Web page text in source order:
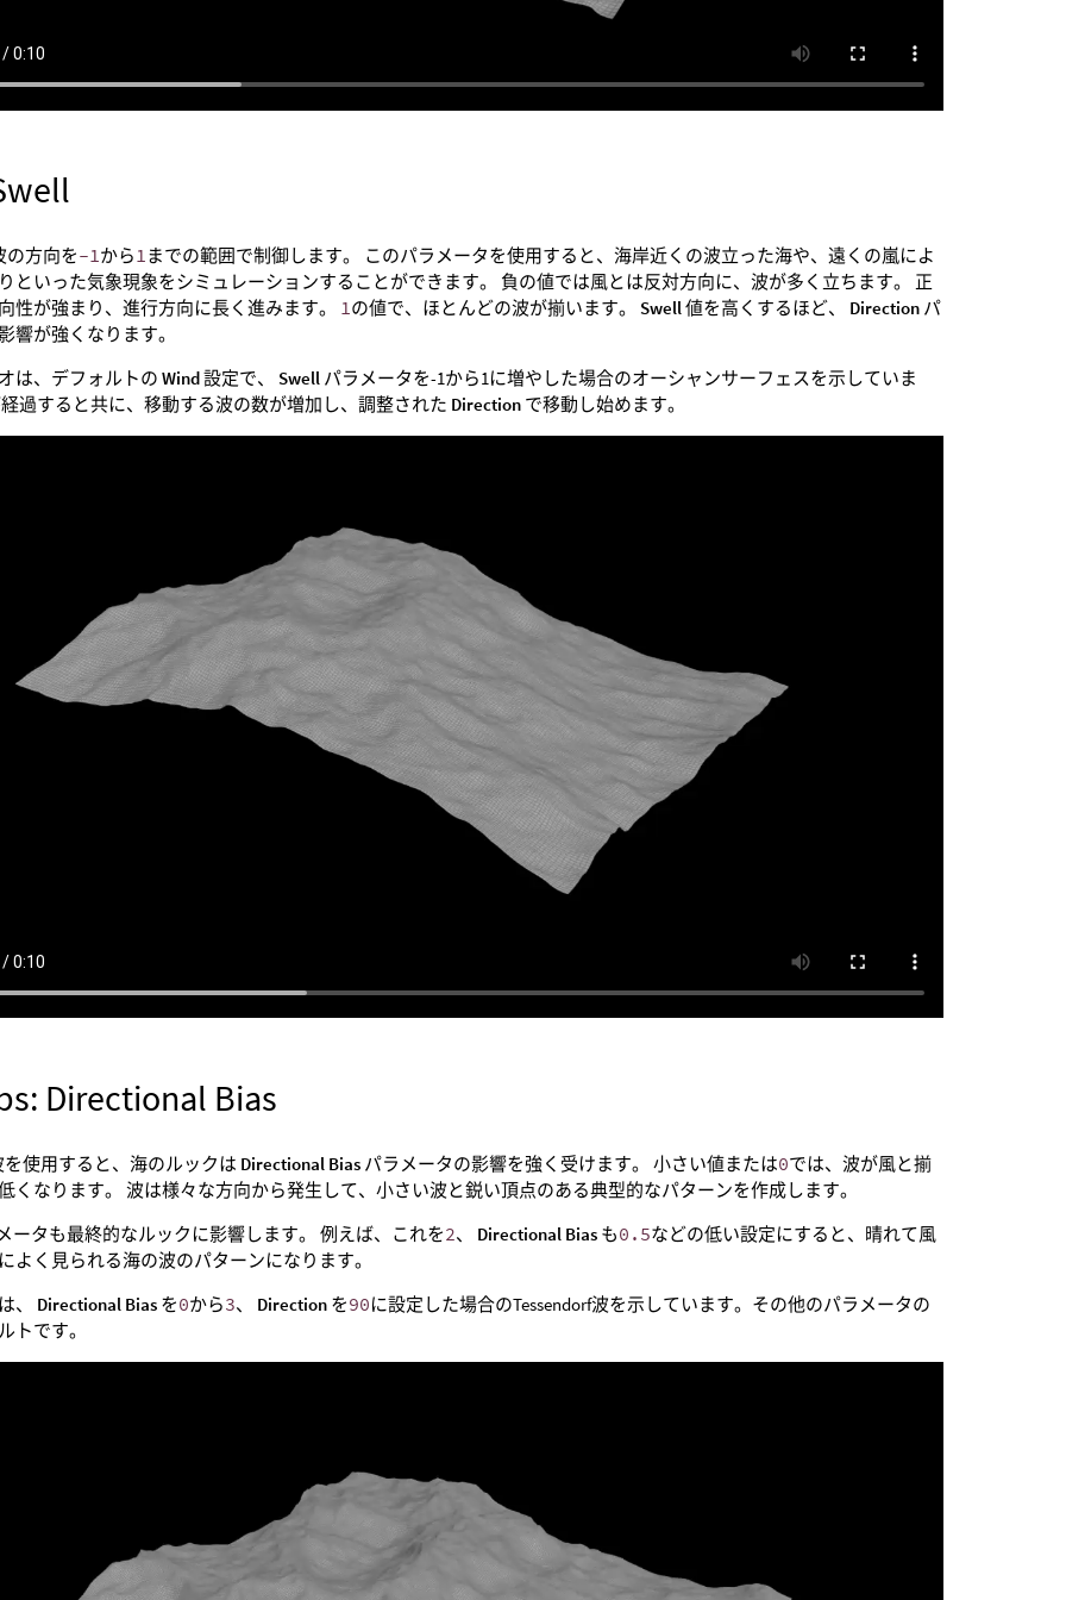
方向を-1から1までの範囲で制御します。 このパラメータを使用すると、海岸近くの波立った海や、遠くの嵐によ
といった気象現象をシミュレーションすることができます。 負の値では風とは反対方向に、波が多く立ちます。 正
性が強まり、進行方向に長く進みます。 1の値で、ほとんどの波が揃います。 Swell値を高くするほど、 Direction パ
響が強くなります。
は、デフォルトのWind設定で、 Swell パラメータを-1から1に増やした場合のオーシャンサーフェスを示していま
過すると共に、移動する波の数が増加し、調整された Direction で移動し始めます。
Directional Bias
を使用すると、海のルックは Directional Bias パラメータの影響を強く受けます。 小さい値または0では、波が風と揃
くなります。 波は様々な方向から発生して、小さい波と鋭い頂点のある典型的なパターンを作成します。
ータも最終的なルックに影響します。 例えば、これを2、 Directional Bias も0.5などの低い設定にすると、晴れて風
よく見られる海の波のパターンになります。
、 Directional Bias を0から3、 Direction を90に設定した場合のTessendorf波を示しています。その他のパラメータの
トです。